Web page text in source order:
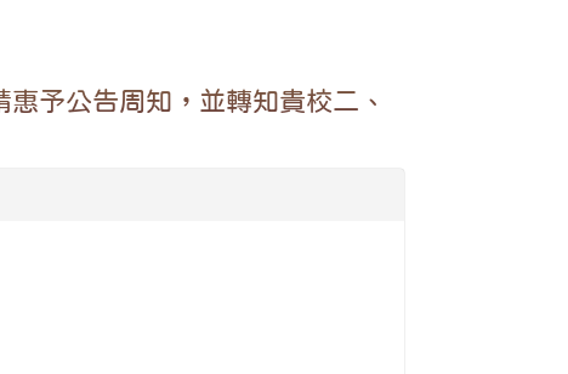
予公告周知，並轉知貴校二、